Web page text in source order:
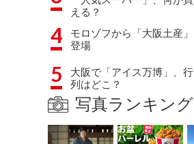
える？
4
モロゾフから「大阪土産」
登場
5
大阪で「アイス万博」、行
列はどこ？
写真ランキング